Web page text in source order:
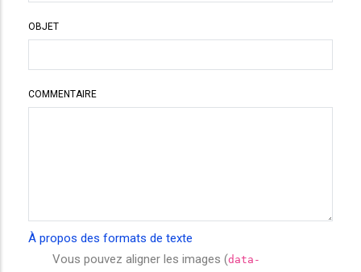
OBJET
COMMENTAIRE
À propos des formats de texte
Vous pouvez aligner les images (data-